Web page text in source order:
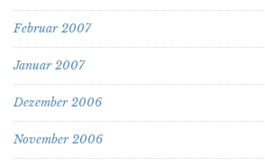
Februar 2007
Januar 2007
Dezember 2006
November 2006